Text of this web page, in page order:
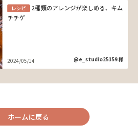
レシピ
2種類のアレンジが楽しめる、キム
チチゲ
2024/05/14 @e_studio25159 様
ホームに戻る